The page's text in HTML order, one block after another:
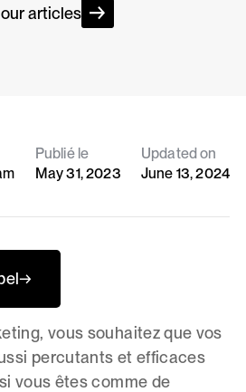
articles
Publié le
May 31, 2023
Updated on
June 13, 2024
vous souhaitez que vos
percutants et efficaces
vous êtes comme de
→